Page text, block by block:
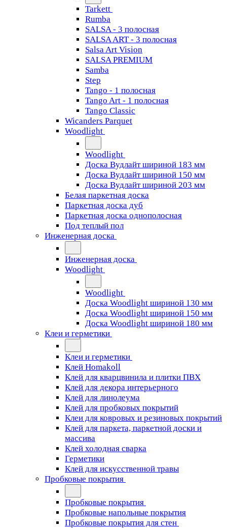
Tarkett
Rumba
SALSA - 3 полосная
SALSA ART - 3 полосная
Salsa Art Vision
SALSA PREMIUM
Samba
Step
Tango - 1 полосная
Tango Art - 1 полосная
Tango Classiс
Wicanders Parquet
Woodlight
Woodlight
Доска Вудлайт шириной 183 мм
Доска Вудлайт шириной 150 мм
Доска Вудлайт шириной 203 мм
Белая паркетная доска
Паркетная доска дуб
Паркетная доска однополосная
Под теплый пол
Инженерная доска
Инженерная доска
Woodlight
Woodlight
Доска Woodlight шириной 130 мм
Доска Woodlight шириной 150 мм
Доска Woodlight шириной 180 мм
Клеи и герметики
Клеи и герметики
Клей Homakoll
Клей для кварцвинила и плитки ПВХ
Клей для декора интерьерного
Клей для линолеума
Клей для пробковых покрытий
Клеи для ковровых и резиновых покрытий
Клей для паркета, паркетной доски и
массива
Клей холодная сварка
Герметики
Клей для искусственной травы
Пробковые покрытия
Пробковые покрытия
Пробковые напольные покрытия
Пробковые покрытия для стен